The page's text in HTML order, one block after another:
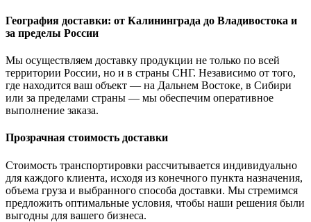
География доставки: от Калининграда до Владивостока и
за пределы России
Мы осуществляем доставку продукции не только по всей
территории России, но и в страны СНГ. Независимо от того,
где находится ваш объект — на Дальнем Востоке, в Сибири
или за пределами страны — мы обеспечим оперативное
выполнение заказа.
Прозрачная стоимость доставки
Стоимость транспортировки рассчитывается индивидуально
для каждого клиента, исходя из конечного пункта назначения,
объема груза и выбранного способа доставки. Мы стремимся
предложить оптимальные условия, чтобы наши решения были
выгодны для вашего бизнеса.